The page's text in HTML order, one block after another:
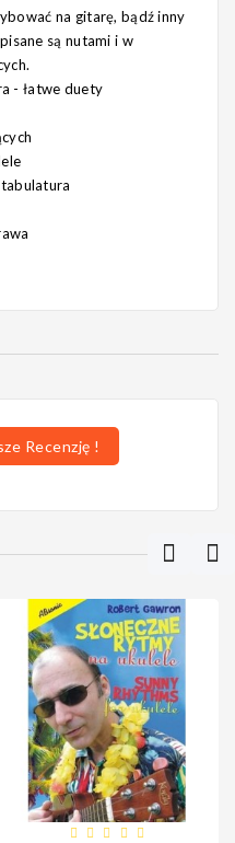
na gitarę, bądź inny
są nutami i w
- łatwe duety
Recenzję !